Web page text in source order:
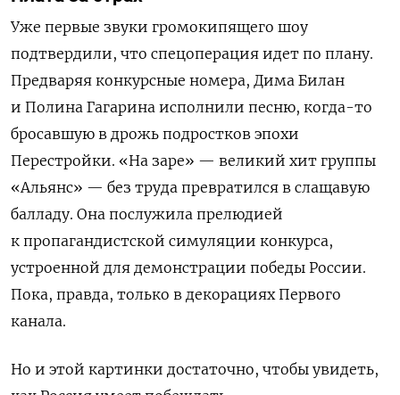
Уже первые звуки громокипящего шоу
подтвердили, что спецоперация идет по плану.
Предваряя конкурсные номера, Дима Билан
и Полина Гагарина исполнили песню, когда-то
бросавшую в дрожь подростков эпохи
Перестройки. «На заре» — великий хит группы
«Альянс» — без труда превратился в слащавую
балладу. Она послужила прелюдией
к пропагандистской симуляции конкурса,
устроенной для демонстрации победы России.
Пока, правда, только в декорациях Первого
канала.
Но и этой картинки достаточно, чтобы увидеть,